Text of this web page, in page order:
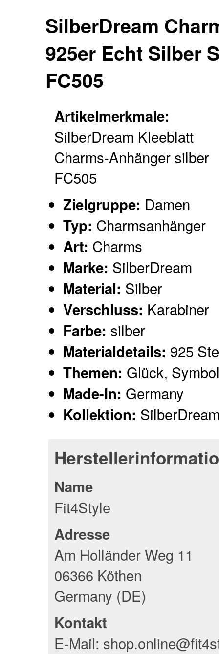
SilberDream
925er Echt Silber
FC505
Artikelmerkmale:
SilberDream Kleeblatt
Charms-Anhänger silber
FC505
Zielgruppe: Damen
Typ: Charmsanhänger
Art: Charms
Marke: SilberDream
Material: Silber
Verschluss: Karabiner
Farbe: silber
Materialdetails: 925
Themen: Glück,
Made-In: Germany
Kollektion:
Name
Fit4Style
Adresse
Am Holländer Weg 11
06366 Köthen
Germany (DE)
Kontakt
E-Mail: